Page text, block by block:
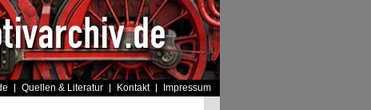
Quellen & Literatur Kontakt Impressum